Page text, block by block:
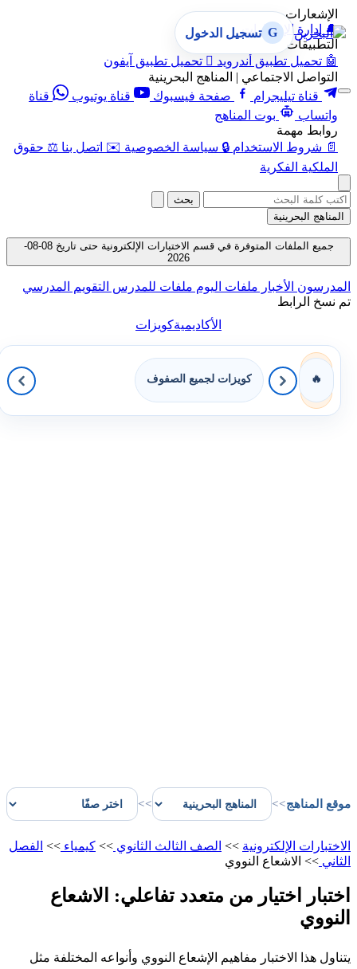
الإشعارات
🔔
إدارة الإشعارات
التطبيقات
🤖 تحميل تطبيق أندرويد  تحميل تطبيق آيفون
التواصل الاجتماعي | المناهج البحرينية
قناة تيليجرام
صفحة فيسبوك قناة يوتيوب
قناة
واتساب
بوت المناهج
روابط مهمة
📄 شروط الاستخدام 🔒 سياسة الخصوصية ✉️ اتصل بنا ⚖️ حقوق
الملكية الفكرية
G تسجيل الدخول
بحث
المناهج البحرينية
جميع الملفات المتوفرة في قسم الاختبارات الإلكترونية حتى تاريخ 08-08-
2026
المدرسون الأخبار ملفات اليوم ملفات للمدرس التقويم المدرسي
تم نسخ الرابط
الأكاديميةكويزات
🔥 كويزات لجميع الصفوف
موقع المناهج>>
>>
الاختبارات الإلكترونية >> الصف الثالث الثانوي >> كيمياء >> الفصل
الثاني >> الاشعاع النووي
اختبار اختيار من متعدد تفاعلي: الاشعاع
النووي
يتناول هذا الاختبار مفاهيم الإشعاع النووي وأنواعه المختلفة مثل